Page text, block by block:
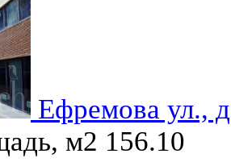
Ефремова ул.,
м2 156.10